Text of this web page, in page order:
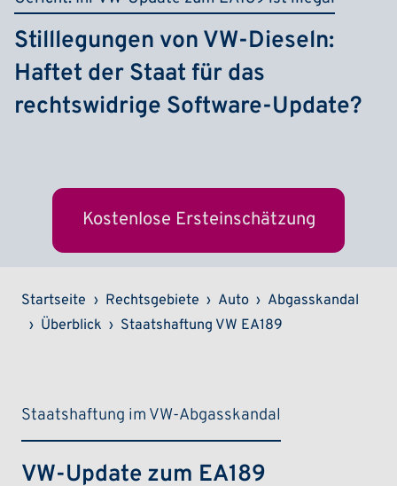
Stilllegungen von VW-Dieseln:
Haftet der Staat für das
rechtswidrige Software-Update?
Kostenlose Ersteinschätzung
Startseite
Rechtsgebiete Auto
Abgasskandal
Überblick
Staatshaftung VW EA189
Staatshaftung im VW-Abgasskandal
VW-Update zum EA189